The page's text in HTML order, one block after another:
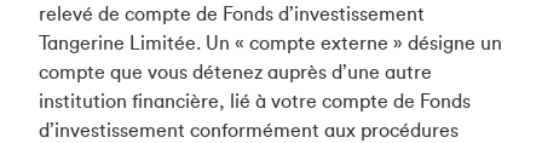
relevé de compte de Fonds d’investissement
Tangerine Limitée. Un « compte externe » désigne un
compte que vous détenez auprès d’une autre
institution financière, lié à votre compte de Fonds
d’investissement conformément aux procédures